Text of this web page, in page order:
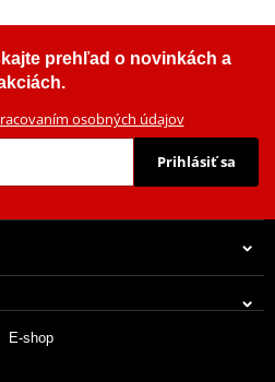
prehľad o novinkách a
osobných údajov
Prihlásiť sa
E-shop